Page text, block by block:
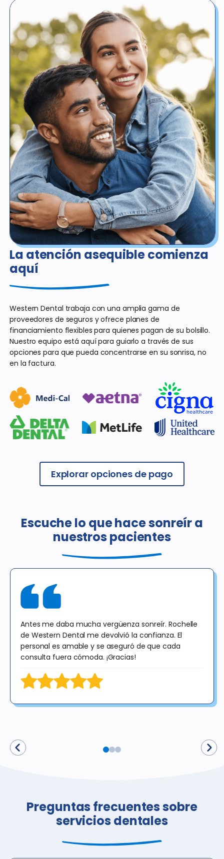
La atención asequible comienza
aquí
Western Dental trabaja con una amplia gama de
proveedores de seguros y ofrece planes de
financiamiento flexibles para quienes pagan de su bolsillo.
Nuestro equipo está aquí para guiarlo a través de sus
opciones para que pueda concentrarse en su sonrisa, no
en la factura.
Explorar opciones de pago
Escuche lo que hace sonreír a
nuestros pacientes
Antes me daba mucha vergüenza sonreír. Rochelle
de Western Dental me devolvió la confianza. El
personal es amable y se aseguró de que cada
consulta fuera cómoda. ¡Gracias!
Preguntas frecuentes sobre
servicios dentales